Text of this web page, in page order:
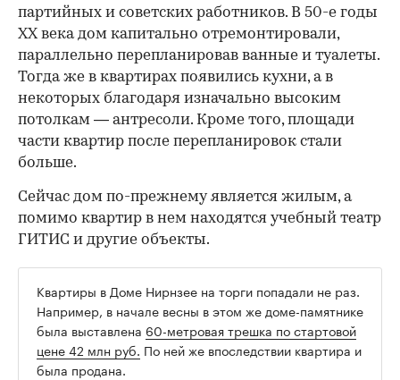
партийных и советских работников. В 50-е годы
ХХ века дом капитально отремонтировали,
параллельно перепланировав ванные и туалеты.
Тогда же в квартирах появились кухни, а в
некоторых благодаря изначально высоким
потолкам — антресоли. Кроме того, площади
части квартир после перепланировок стали
больше.
Сейчас дом по-прежнему является жилым, а
помимо квартир в нем находятся учебный театр
ГИТИС и другие объекты.
Квартиры в Доме Нирнзее на торги попадали не раз.
Например, в начале весны в этом же доме-памятнике
была выставлена 60-метровая трешка по стартовой
цене 42 млн руб. По ней же впоследствии квартира и
была продана.